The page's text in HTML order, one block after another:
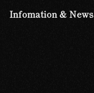
Infomation & News